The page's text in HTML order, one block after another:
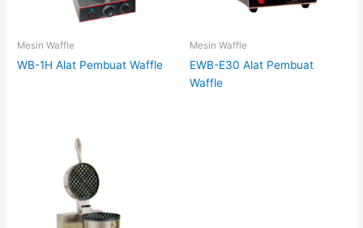
Mesin Waffle
WB-1H Alat Pembuat Waffle
Mesin Waffle
EWB-E30 Alat Pembuat
Waffle